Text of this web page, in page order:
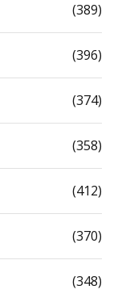
(389)
(396)
(374)
(358)
(412)
(370)
(348)